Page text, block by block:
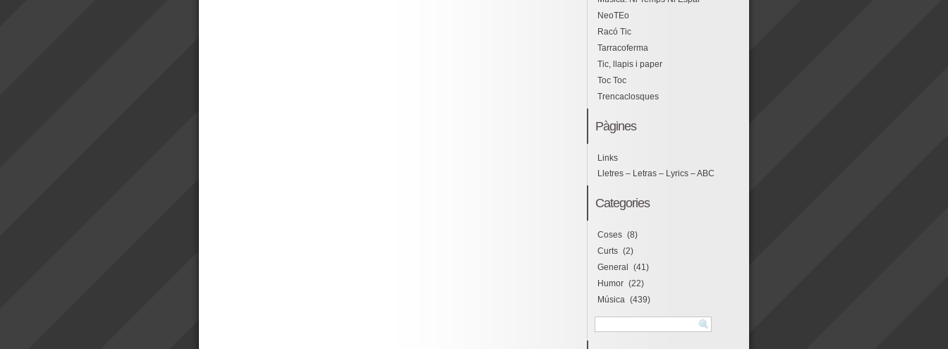
NeoTEo
Racó Tic
Tarracoferma
Tic, llapis i paper
Toc Toc
Trencaclosques
Pàgines
Links
Lletres – Letras – Lyrics – ABC
Categories
Coses (8)
Curts (2)
General
(41)
Humor (22)
Música (439)